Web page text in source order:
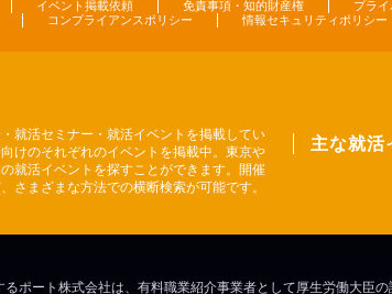
イベント掲載依頼 免責事項・知的財産権 プラ
コンプライアンスポリシー 情報セキュリティポリシー
就活セミナー・就活イベントを掲載してい
けのそれぞれのイベントを掲載中。東京や
就活イベントを探すことができます。開催
さまざまな方法での横断検索が可能です。
主な就活